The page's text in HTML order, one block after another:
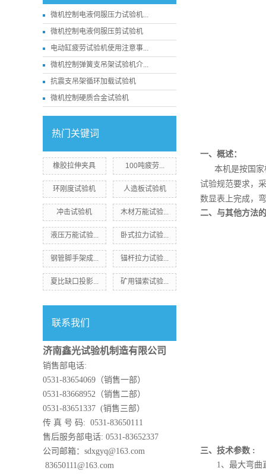
微机控制电液伺服压力试验机...
微机控制电液伺服压剪试验机
电动缸疲劳试验机使用注意事...
微机控制弹簧支吊架试验机介...
抗震支吊架循环加载试验机
微机控制硬质合金试验机
热门关键词
橡胶拉伸夹具 100吨疲劳...
环刚度试验机 人造板试验机
冲击试验机 木材万能试验...
液压万能试验... 卧式拉力试验...
钢管脚手架成... 锚杆拉力试验...
夏比缺口投影... 矿用锚索试验...
联系我们
济南鑫光试验机制造有限公司
销售部电话:
0531-83654069（销售一部）
0531-83668952（销售二部）
0531-83651337 (销售三部）
传 真 号 码: 0531-83650111
售后服务部电话: 0531-83652337
公司邮箱：sdxgyq@163.com
83650111@163.com
一、概述：
本机是按国家
试验规范要求，
数显表上完成，
二、与其他方法
三、技术参数 :
1、最大弯